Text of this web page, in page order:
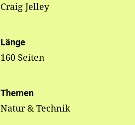
Craig Jelley
Länge
160 Seiten
Themen
Natur & Technik